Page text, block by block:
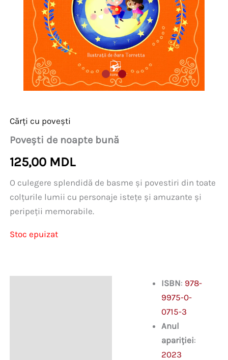
Cărți cu povești
Povești de noapte bună
125,00 MDL
O culegere splendidă de basme și povestiri din toate
colțurile lumii cu personaje istețe și amuzante și
peripeții memorabile.
Stoc epuizat
ISBN: 978-
9975-0-
0715-3
Anul
apariției:
2023